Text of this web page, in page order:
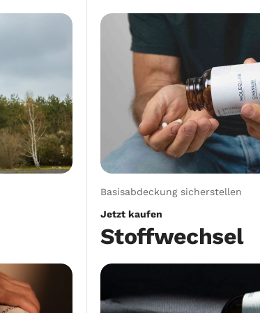
Basisabdeckung sicherstellen
Jetzt kaufen
Stoffwechsel